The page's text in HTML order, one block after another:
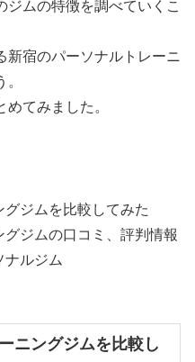
ジムの特徴を調べていくこ
新宿のパーソナルトレーニ
てみました。
ジムを比較してみた
ジムの口コミ、評判情報
ナルジム
ニングジムを比較し